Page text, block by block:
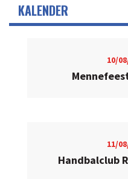
KALENDER
10/
11/
Handbalclub